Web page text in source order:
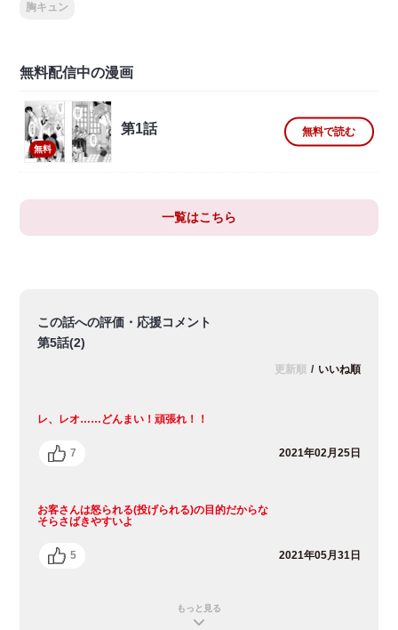
胸キュン
無料配信中の漫画
無料
第1話 無料で読む
一覧はこちら
この話への評価・応援コメント
第5話(2)
更新順 / いいね順
レ、レオ……どんまい！頑張れ！！
7 2021年02月25日
お客さんは怒られる(投げられる)の目的だからな
そらさばきやすいよ
5 2021年05月31日
もっと見る